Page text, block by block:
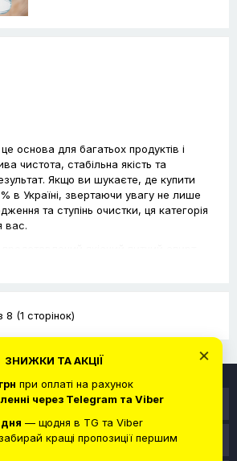
основа для багатьох продуктів і
чистота, стабільна якість та
Якщо ви шукаєте, де купити
в Україні, звертаючи увагу не лише
та ступінь очистки, ця категорія
вас.
якісний питний спирт,
до харчової сировини. Ми
без зайвих клопотів.
спирт в Україні:
та
— це етиловий спирт високого
для використання у
8 (1 сторінок)
×
ЗНИЖКИ ТА АКЦІЇ
при оплаті на рахунок
через Telegram та Viber
— щодня в TG та Viber
кращі пропозиції першим